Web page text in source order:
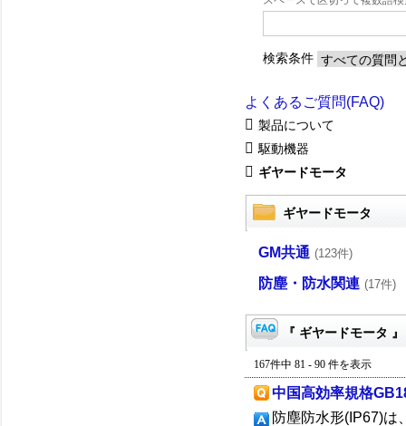
検索条件
よくあるご質問(FAQ)
製品について
駆動機器
ギヤードモータ
ギヤードモータ
GM共通 (123件)
防塵・防水関連 (17件)
『 ギヤードモータ
167件中 81 - 90 件を表示
中国高効率規格
防塵防水形(IP67)